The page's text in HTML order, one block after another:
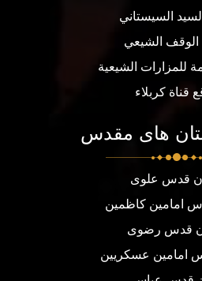
السيستاني
الوقف الشيعي
للمزارات الشيعية
قناة كربلاء
های مقدس
قدس علوی
امامین کاظمین
قدس رضوی
امامین عسکریین